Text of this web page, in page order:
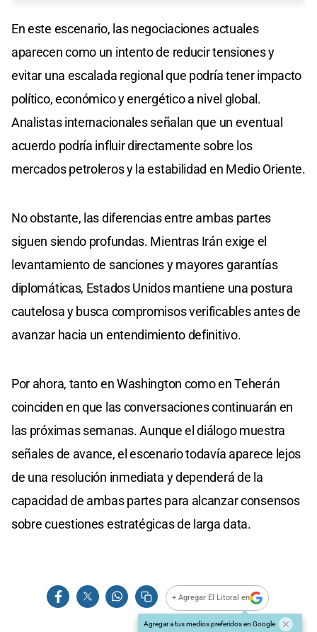
En este escenario, las negociaciones actuales
aparecen como un intento de reducir tensiones y
evitar una escalada regional que podría tener impacto
político, económico y energético a nivel global.
Analistas internacionales señalan que un eventual
acuerdo podría influir directamente sobre los
mercados petroleros y la estabilidad en Medio Oriente.
No obstante, las diferencias entre ambas partes
siguen siendo profundas. Mientras Irán exige el
levantamiento de sanciones y mayores garantías
diplomáticas, Estados Unidos mantiene una postura
cautelosa y busca compromisos verificables antes de
avanzar hacia un entendimiento definitivo.
Por ahora, tanto en Washington como en Teherán
coinciden en que las conversaciones continuarán en
las próximas semanas. Aunque el diálogo muestra
señales de avance, el escenario todavía aparece lejos
de una resolución inmediata y dependerá de la
capacidad de ambas partes para alcanzar consensos
sobre cuestiones estratégicas de larga data.
+ Agregar El Litoral en
Agregar a tus medios preferidos en Google